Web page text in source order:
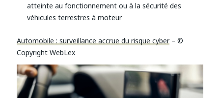
atteinte au fonctionnement ou à la sécurité des
véhicules terrestres à moteur
Automobile : surveillance accrue du risque cyber– ©
Copyright WebLex